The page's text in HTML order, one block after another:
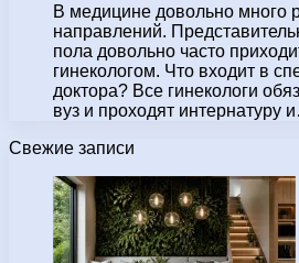
В медицине довольно много
направлений.
пола довольно часто
гинекологом. Что входит в
доктора? Все гинекологи
вуз и проходят интернатуру
Свежие записи